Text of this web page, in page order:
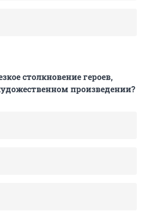
столкновение героев,
произведении?